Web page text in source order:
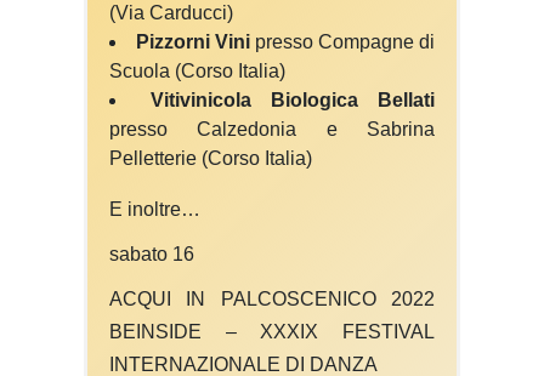
(Via Carducci)
Pizzorni Vini presso Compagne di
Scuola (Corso Italia)
Vitivinicola Biologica Bellati
presso Calzedonia e Sabrina
Pelletterie (Corso Italia)
E inoltre…
sabato 16
ACQUI IN PALCOSCENICO 2022
BEINSIDE – XXXIX FESTIVAL
INTERNAZIONALE DI DANZA